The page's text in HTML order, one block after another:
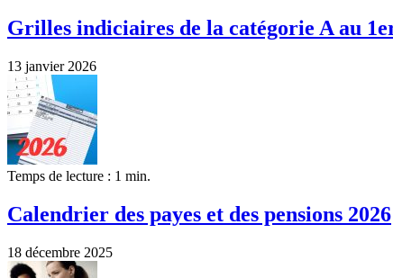
Grilles indiciaires de la catégorie A au
13 janvier 2026
Temps de lecture : 1 min.
Calendrier des payes et des pensions 2026
18 décembre 2025